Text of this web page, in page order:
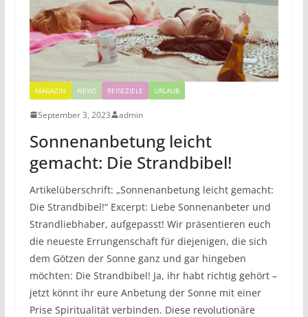
MAGAZIN NEWS REISEZIELE URLAUB
September 3, 2023 admin
Sonnenanbetung leicht
gemacht: Die Strandbibel!
Artikelüberschrift: „Sonnenanbetung leicht gemacht:
Die Strandbibel!“ Excerpt: Liebe Sonnenanbeter und
Strandliebhaber, aufgepasst! Wir präsentieren euch
die neueste Errungenschaft für diejenigen, die sich
dem Götzen der Sonne ganz und gar hingeben
möchten: Die Strandbibel! Ja, ihr habt richtig gehört –
jetzt könnt ihr eure Anbetung der Sonne mit einer
Prise Spiritualität verbinden. Diese revolutionäre